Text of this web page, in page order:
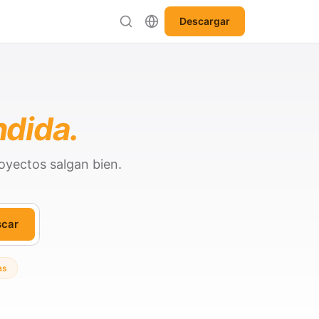
Descargar
salgan bien.